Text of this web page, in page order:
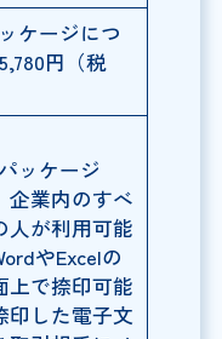
ケージにつ
円（税
ッケージ
企業内のすべ
人が利用可能
やExcelの
上で捺印可能
印した電子文